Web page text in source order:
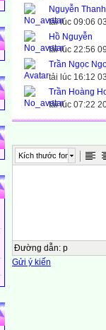
Nguyễn
tải lúc 09:06
Hồ Nguyễn
tải lúc 22:56
Trần Ngọc
tải lúc 16:12
Trần Hoàng
tải lúc 07:22
Kích thước font
Đường dẫn: p
Gửi ý kiến